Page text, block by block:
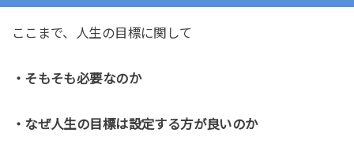
ここまで、人生の目標に関して
・そもそも必要なのか
・なぜ人生の目標は設定する方が良いのか